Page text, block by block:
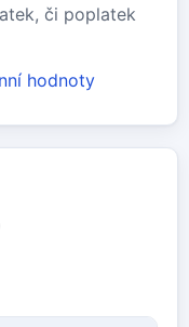
či poplatek
hodnoty